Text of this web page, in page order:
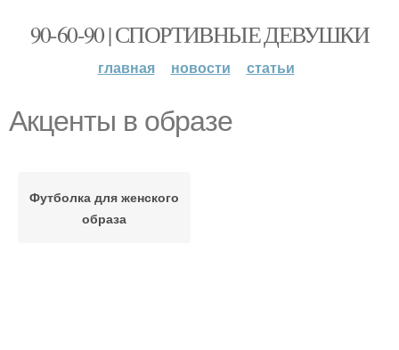
90-60-90 | СПОРТИВНЫЕ ДЕВУШКИ
главная новости статьи
Акценты в образе
Футболка для женского
образа